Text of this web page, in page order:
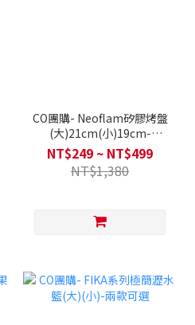
CO團購- Neoflam矽膠烤盤
(大)21cm(小)19cm-
FIKA(兩款可選)
NT$249 ~ NT$499
NT$1,380